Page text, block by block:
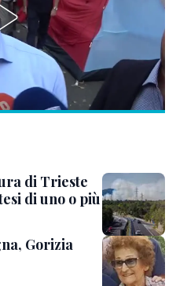
di Trieste
di uno o più
Gorizia